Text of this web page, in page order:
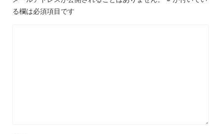
る欄は必須項目です